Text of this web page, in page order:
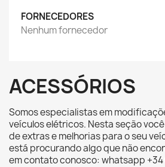
FORNECEDORES
Nenhum fornecedor
ACESSÓRIOS
Somos especialistas em
veículos elétricos. Nesta seção
de extras e melhorias para o seu
está procurando algo que não
em contato conosco: whatsapp